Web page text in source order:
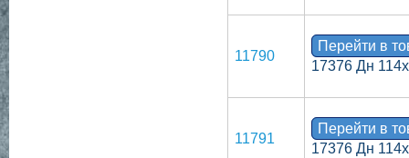
11790
Перейти в
17376 Дн
11791
Перейти в
17376 Дн